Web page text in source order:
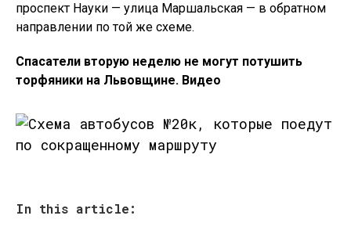
проспект Науки — улица Маршальская — в обратном
направлении по той же схеме.
Спасатели вторую неделю не могут потушить
торфяники на Львовщине. Видео
In this article: